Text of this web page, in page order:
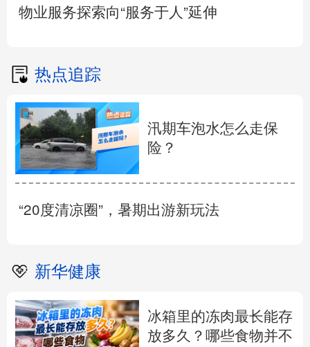
物业服务探索向“服务于人”延伸
热点追踪
汛期车泡水怎么走保
险？
“20度清凉圈”，暑期出游新玩法
新华健康
冰箱里的冻肉最长能存
放多久？哪些食物并不